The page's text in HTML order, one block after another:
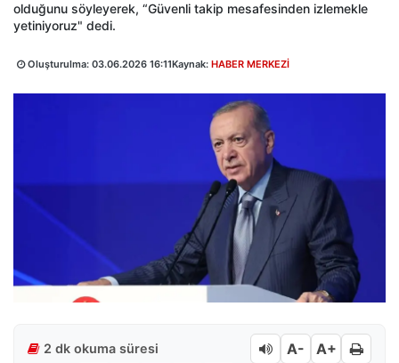
olduğunu söyleyerek, “Güvenli takip mesafesinden izlemekle
yetiniyoruz" dedi.
Oluşturulma: 03.06.2026 16:11Kaynak: HABER MERKEZİ
2 dk okuma süresi A- A+